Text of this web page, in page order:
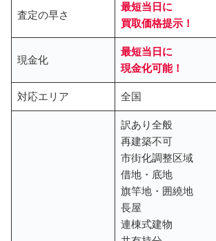
査定の早さ
最短当日に
買取価格提示 ！
現金化
最短当日に
現金化可能！
対応エリア 全国
訳あり全般
再建築不可
市街化調整区域
借地・底地
旗竿地・囲繞地
長屋
連棟式建物